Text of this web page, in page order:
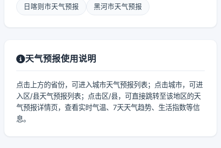
日喀则市天气预报 黑河市天气预报
天气预报使用说明
点击上方的省份，可进入城市天气预报列表；点击城市，可进
入区/县天气预报列表；点击区/县，可直接跳转至该地区的天
气预报详情页，查看实时气温、7天天气趋势、生活指数等信
息。